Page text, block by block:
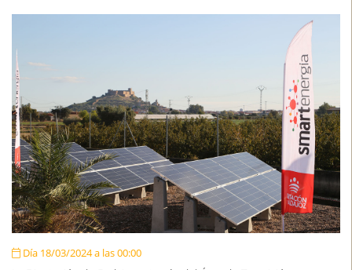
Día 18/03/2024 a las 00:00